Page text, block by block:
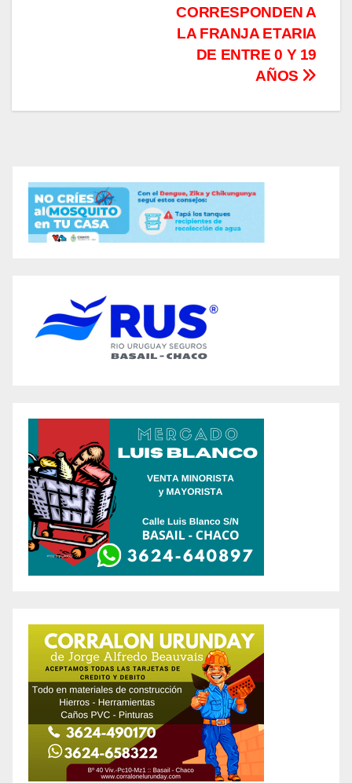
CORRESPONDEN A
LA FRANJA ETARIA
DE ENTRE 0 Y 19
AÑOS